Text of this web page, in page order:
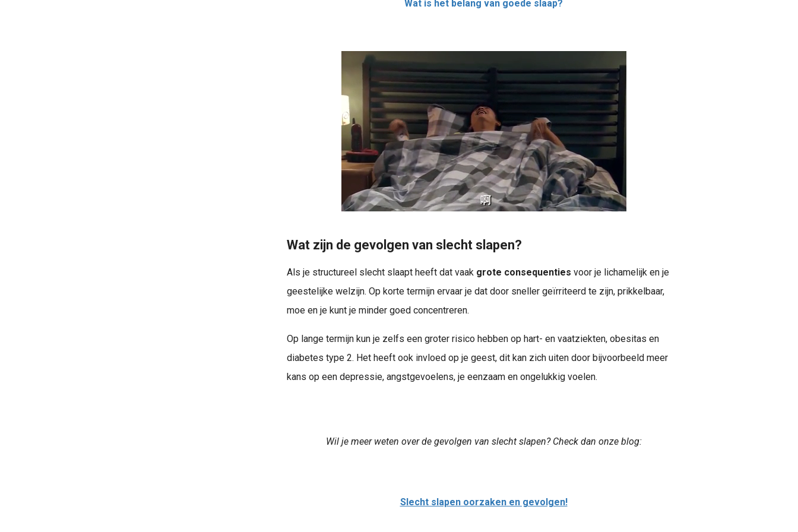
Wat is het belang van goede slaap?
Wat zijn de gevolgen van slecht slapen?
Als je structureel slecht slaapt heeft dat vaak grote consequenties voor je lichamelijk en je
geestelijke welzijn. Op korte termijn ervaar je dat door sneller geïrriteerd te zijn, prikkelbaar,
moe en je kunt je minder goed concentreren.
Op lange termijn kun je zelfs een groter risico hebben op hart- en vaatziekten, obesitas en
diabetes type 2. Het heeft ook invloed op je geest, dit kan zich uiten door bijvoorbeeld meer
kans op een depressie, angstgevoelens, je eenzaam en ongelukkig voelen.
Wil je meer weten over de gevolgen van slecht slapen? Check dan onze blog:
Slecht slapen oorzaken en gevolgen!